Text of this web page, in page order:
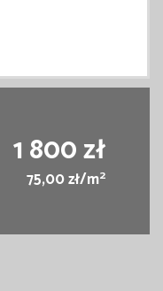
1 800 zł
75,00 zł/m2